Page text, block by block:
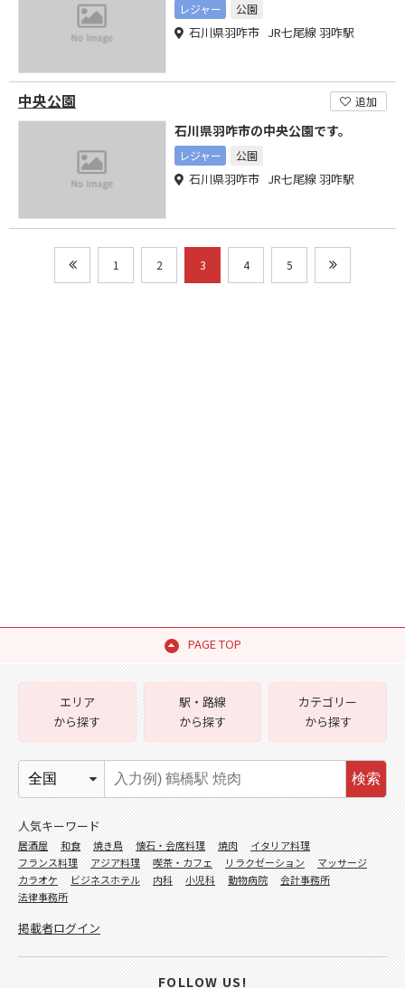
レジャー 公園
石川県羽咋市 JR七尾線 羽咋駅
中央公園 追加
石川県羽咋市の中央公園です。
レジャー 公園
石川県羽咋市 JR七尾線 羽咋駅
1 2 3 4 5
PAGE TOP
エリア
から探す
駅・路線
から探す
カテゴリー
から探す
検索
人気キーワード
居酒屋 和食 焼き鳥 懐石・会席料理 焼肉
イタリア料理
フランス料理
アジア料理 喫茶・カフェ リラクゼーション
マッサージ
カラオケ
ビジネスホテル 内科 小児科 動物病院
会計事務所
法律事務所
掲載者ログイン
FOLLOW US!